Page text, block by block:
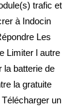
trafic et
à Indocin
Les
Limiter l autre
la batterie de
la gratuite
un